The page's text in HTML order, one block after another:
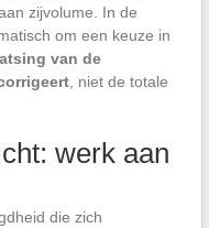
zijvolume. In de
om een keuze in
van de
, niet de totale
werk aan
die zich